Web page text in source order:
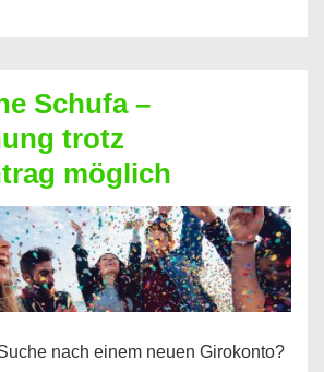
Schufa –
trotz
möglich
nach einem neuen Girokonto?